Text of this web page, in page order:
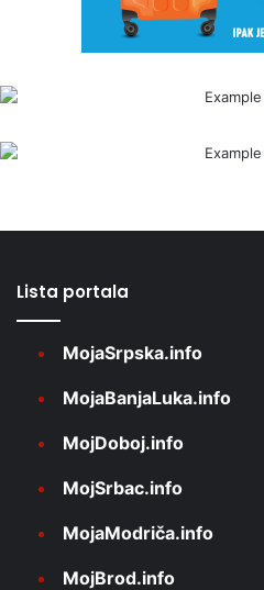
Lista portala
MojaSrpska.info
MojaBanjaLuka.info
MojDoboj.info
MojSrbac.info
MojaModriča.info
MojBrod.info